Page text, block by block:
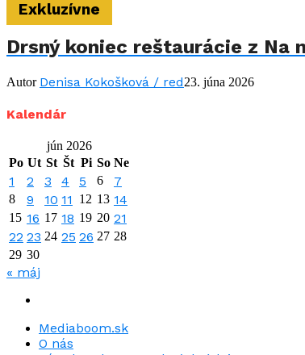
Exkluzívne
Drsný koniec reštaurácie z Na
Autor Denisa Kokošková / red23. júna 2026
Kalendár
jún 2026
Po Ut St Št Pi So Ne
1 2 3 4 5 6 7
8 9 10 11 12 13 14
15 16 17 18 19 20 21
22 23 24 25 26 27 28
29 30
« máj
Mediaboom.sk
O nás